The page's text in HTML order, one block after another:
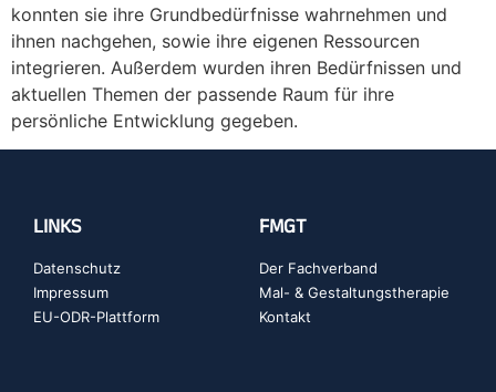
konnten sie ihre Grundbedürfnisse wahrnehmen und
ihnen nachgehen, sowie ihre eigenen Ressourcen
integrieren. Außerdem wurden ihren Bedürfnissen und
aktuellen Themen der passende Raum für ihre
persönliche Entwicklung gegeben.
LINKS
Datenschutz
Impressum
EU-ODR-Plattform
FMGT
Der Fachverband
Mal- & Gestaltungstherapie
Kontakt